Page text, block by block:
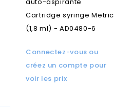
Cartridge syringe Metric
(1,8 ml) - AD0480-6
Connectez-vous ou
créez un compte pour
voir les prix